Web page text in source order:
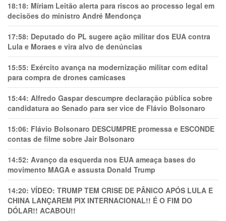
18:18: Míriam Leitão alerta para riscos ao processo legal em
decisões do ministro André Mendonça
17:58: Deputado do PL sugere ação militar dos EUA contra
Lula e Moraes e vira alvo de denúncias
15:55: Exército avança na modernização militar com edital
para compra de drones camicases
15:44: Alfredo Gaspar descumpre declaração pública sobre
candidatura ao Senado para ser vice de Flávio Bolsonaro
15:06: Flávio Bolsonaro DESCUMPRE promessa e ESCONDE
contas de filme sobre Jair Bolsonaro
14:52: Avanço da esquerda nos EUA ameaça bases do
movimento MAGA e assusta Donald Trump
14:20: VÍDEO: TRUMP TEM CRlSE DE PÂNlCO APÓS LULA E
CHINA LANÇAREM PIX INTERNACIONAL!! É O FIM DO
DÓLAR!! ACABOU!!